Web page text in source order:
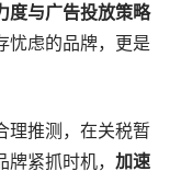
度与广告投放策略
忧虑的品牌，更是
理推测，在关税暂
紧抓时机， 加速